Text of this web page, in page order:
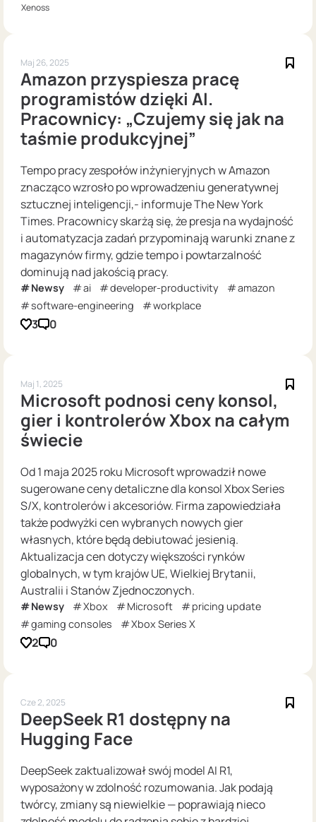
Xenoss
Maj 26, 2025
Amazon przyspiesza pracę
programistów dzięki AI.
Pracownicy: „Czujemy się jak na
taśmie produkcyjnej”
Tempo pracy zespołów inżynieryjnych w Amazon
znacząco wzrosło po wprowadzeniu generatywnej
sztucznej inteligencji,- informuje The New York
Times. Pracownicy skarżą się, że presja na wydajność
i automatyzacja zadań przypominają warunki znane z
magazynów firmy, gdzie tempo i powtarzalność
dominują nad jakością pracy.
Newsy ai developer-productivity
amazon
software-engineering
workplace
3 0
Maj 1, 2025
Microsoft podnosi ceny konsol,
gier i kontrolerów Xbox na całym
świecie
Od 1 maja 2025 roku Microsoft wprowadził nowe
sugerowane ceny detaliczne dla konsol Xbox Series
S/X, kontrolerów i akcesoriów. Firma zapowiedziała
także podwyżki cen wybranych nowych gier
własnych, które będą debiutować jesienią.
Aktualizacja cen dotyczy większości rynków
globalnych, w tym krajów UE, Wielkiej Brytanii,
Australii i Stanów Zjednoczonych.
Newsy Xbox Microsoft
pricing update
gaming consoles
Xbox Series X
2 0
Cze 2, 2025
DeepSeek R1 dostępny na
Hugging Face
DeepSeek zaktualizował swój model AI R1,
wyposażony w zdolność rozumowania. Jak podają
twórcy, zmiany są niewielkie — poprawiają nieco